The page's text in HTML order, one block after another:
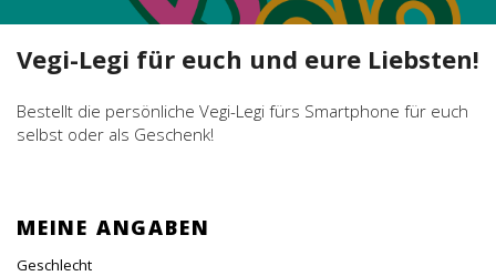
MEMBER
ÜBER UNS
Vegi-Legi für euch und eure Liebsten!
Bestellt die persönliche Vegi-Legi fürs Smartphone für euch
selbst oder als Geschenk!
MEINE ANGABEN
Geschlecht